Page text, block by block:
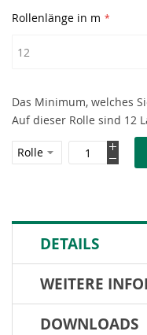
Rollenlänge in m
Das Minimum, welches
Auf dieser Rolle sind 12
DETAILS
WEITERE
DOWNLOADS